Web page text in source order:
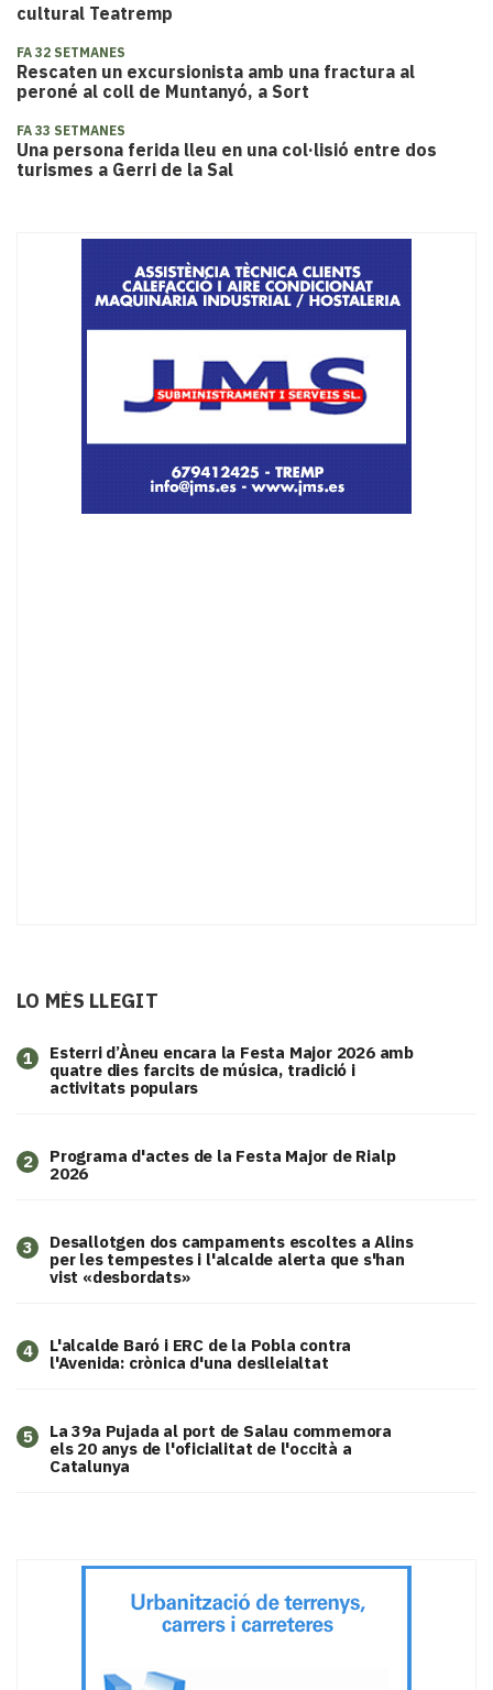
cultural Teatremp
FA 32 SETMANES
Rescaten un excursionista amb una fractura al
peroné al coll de Muntanyó, a Sort
FA 33 SETMANES
Una persona ferida lleu en una col·lisió entre dos
turismes a Gerri de la Sal
LO MÉS LLEGIT
1
Esterri d’Àneu encara la Festa Major 2026 amb
quatre dies farcits de música, tradició i
activitats populars
2
Programa d'actes de la Festa Major de Rialp
2026
3
​Desallotgen dos campaments escoltes a Alins
per les tempestes i l'alcalde alerta que s'han
vist «desbordats»
4
L'alcalde Baró i ERC de la Pobla contra
l'Avenida: crònica d'una deslleialtat
5
​La 39a Pujada al port de Salau commemora
els 20 anys de l'oficialitat de l'occità a
Catalunya